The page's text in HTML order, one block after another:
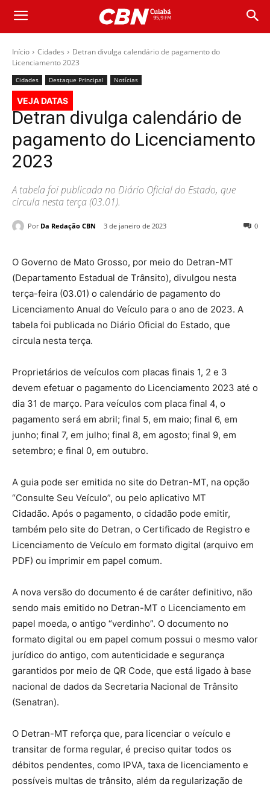
Início Cidades
Detran divulga calendário de pagamento do
Licenciamento 2023
Cidades Destaque Principal Notícias
VEJA DATAS
Detran divulga calendário de
pagamento do Licenciamento
2023
A tabela foi publicada no Diário Oficial do Estado, que
circula nesta terça (03.01).
Por Da Redação CBN 3 de janeiro de 2023 0
O Governo de Mato Grosso, por meio do Detran-MT
(Departamento Estadual de Trânsito), divulgou nesta
terça-feira (03.01) o calendário de pagamento do
Licenciamento Anual do Veículo para o ano de 2023. A
tabela foi publicada no Diário Oficial do Estado, que
circula nesta terça.
Proprietários de veículos com placas finais 1, 2 e 3
devem efetuar o pagamento do Licenciamento 2023 até o
dia 31 de março. Para veículos com placa final 4, o
pagamento será em abril; final 5, em maio; final 6, em
junho; final 7, em julho; final 8, em agosto; final 9, em
setembro; e final 0, em outubro.
A guia pode ser emitida no site do Detran-MT, na opção
“Consulte Seu Veículo”, ou pelo aplicativo MT
Cidadão. Após o pagamento, o cidadão pode emitir,
também pelo site do Detran, o Certificado de Registro e
Licenciamento de Veículo em formato digital (arquivo em
PDF) ou imprimir em papel comum.
A nova versão do documento é de caráter definitivo, não
sendo mais emitido no Detran-MT o Licenciamento em
papel moeda, o antigo “verdinho”. O documento no
formato digital ou em papel comum possui o mesmo valor
jurídico do antigo, com autenticidade e segurança
garantidos por meio de QR Code, que está ligado à base
nacional de dados da Secretaria Nacional de Trânsito
(Senatran).
O Detran-MT reforça que, para licenciar o veículo e
transitar de forma regular, é preciso quitar todos os
débitos pendentes, como IPVA, taxa de licenciamento e
possíveis multas de trânsito, além da regularização de